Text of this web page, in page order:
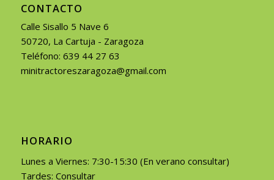
CONTACTO
Calle Sisallo 5 Nave 6
50720, La Cartuja - Zaragoza
Teléfono: 639 44 27 63
minitractoreszaragoza@gmail.com
HORARIO
Lunes a Viernes: 7:30-15:30 (En verano consultar)
Tardes: Consultar